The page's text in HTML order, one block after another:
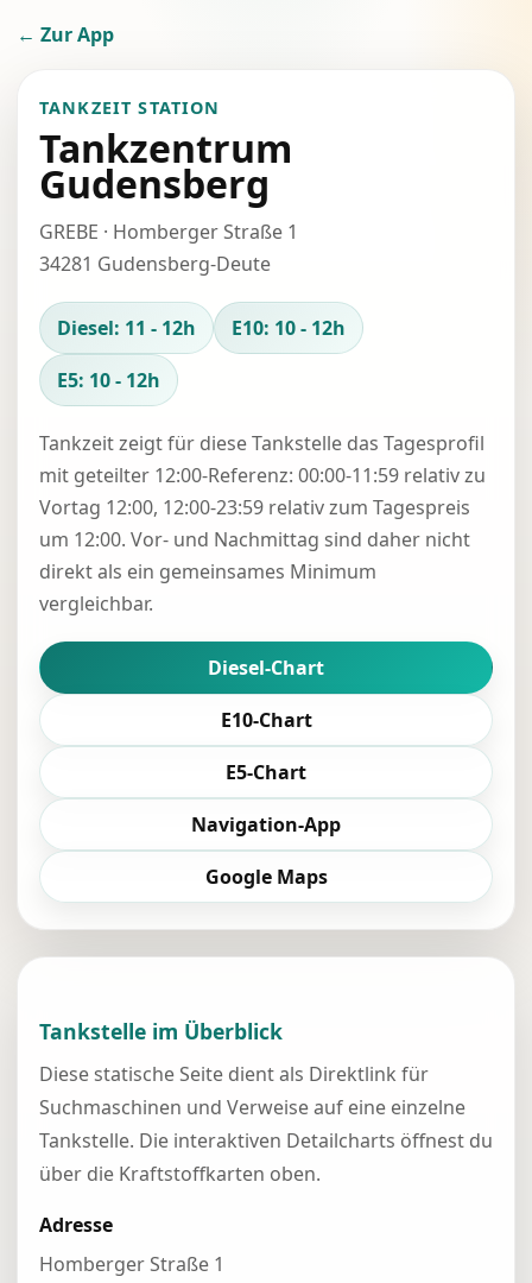
← Zur App
TANKZEIT STATION
Tankzentrum
Gudensberg
GREBE · Homberger Straße 1
34281 Gudensberg-Deute
Diesel: 11 - 12h
E10: 10 - 12h
E5: 10 - 12h
Tankzeit zeigt für diese Tankstelle das Tagesprofil
mit geteilter 12:00-Referenz: 00:00-11:59 relativ zu
Vortag 12:00, 12:00-23:59 relativ zum Tagespreis
um 12:00. Vor- und Nachmittag sind daher nicht
direkt als ein gemeinsames Minimum
vergleichbar.
Diesel-Chart
E10-Chart
E5-Chart
Navigation-App
Google Maps
Tankstelle im Überblick
Diese statische Seite dient als Direktlink für
Suchmaschinen und Verweise auf eine einzelne
Tankstelle. Die interaktiven Detailcharts öffnest du
über die Kraftstoffkarten oben.
Adresse
Homberger Straße 1